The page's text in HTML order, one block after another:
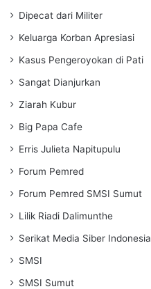
Dipecat dari Militer
Keluarga Korban Apresiasi
Kasus Pengeroyokan di Pati
Sangat Dianjurkan
Ziarah Kubur
Big Papa Cafe
Erris Julieta Napitupulu
Forum Pemred
Forum Pemred SMSI Sumut
Lilik Riadi Dalimunthe
Serikat Media Siber Indonesia
SMSI
SMSI Sumut